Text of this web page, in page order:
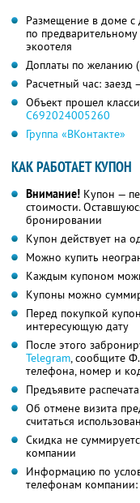
Размещение в доме с
по
экоотеля
Доплаты по желанию
Расчетный час:
Объект прошел
С692024005260
Группа «ВКонтакте»
КАК РАБОТАЕТ КУПОН
Внимание! Купон —
стоимости.
бронировании
Купон действует на
Можно купить
Каждым купоном
Купоны можно
Перед покупкой
интересующую дату
После этого
Telegram, сообщите Ф.
телефона, номер и
Предъявите
Об отмене визита
считаться
Скидка не
компании
Информацию по
телефонам компании: